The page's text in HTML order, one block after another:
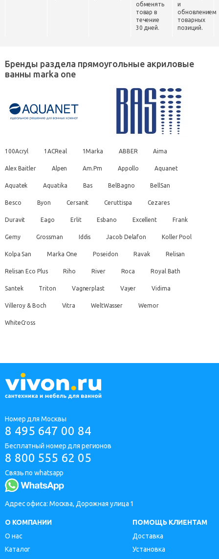
обменять
товар в
течение
30 дней.
и
обновлением
товарных
позиций.
Бренды раздела прямоугольные акриловые
ванны marka one
100Acryl 1ACReal 1Marka ABBER Aima
Alex Baitler Alpen Am.Pm Appollo Aquanet
Aquatek Aquatika Bas BelBagno BellSan
Besco Byon Cersanit Ceruttispa Cezares
Duravit Eago Erlit Esbano Excellent Frank
Gemy Grossman Iddis Jacob Delafon Koller Pool
Kolpa San Marka One Poseidon Ravak Relisan
Relisan Eco Plus Riho River Roca Royal Bath
Santek Triton Vagnerplast Vayer Vidima
Villeroy & Boch Vitra WeltWasser Wemor
WhiteCross
Номер для Москвы
8 495 647 00 84
Бесплатный номер для регионов
8 800 555 62 05
Связь по whatsapp
Адрес офиса: Москва, Дорожная улица 1
О КОМПАНИИ
О нас
Каталог
ПОМОЩЬ КЛИЕНТАМ
Доставка
Установка